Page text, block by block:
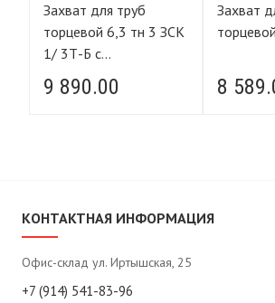
Захват для труб
торцевой 6,3 тн 3 ЗСК
1/ 3Т-Б с
полиуретановой
накладкой
9 890.00
Захват
8
КОНТАКТНАЯ ИНФОРМАЦИЯ
Офис-склад ул. Иртышская, 25
+7 (914) 541-83-96